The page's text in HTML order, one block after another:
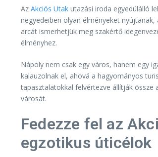
Az Akciós Utak utazási iroda egyedülálló
negyedeiben olyan élményeket
arcát ismerhetjük meg szakértő
élményhez.
Nápoly nem csak egy város, hanem egy
kalauzolnak el, ahová a hagyományos
tapasztalatokkal felvértezve állítják össze
városát.
Fedezze fel az
egzotikus úticélok